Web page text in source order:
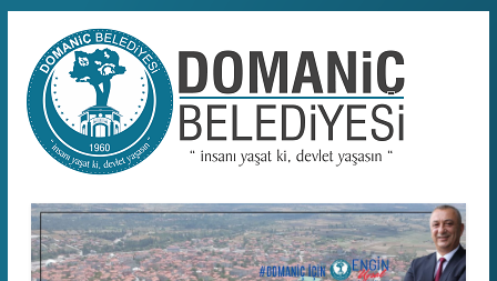
content
Domaniç
Belediyesi
T.C.
DOMANİÇ